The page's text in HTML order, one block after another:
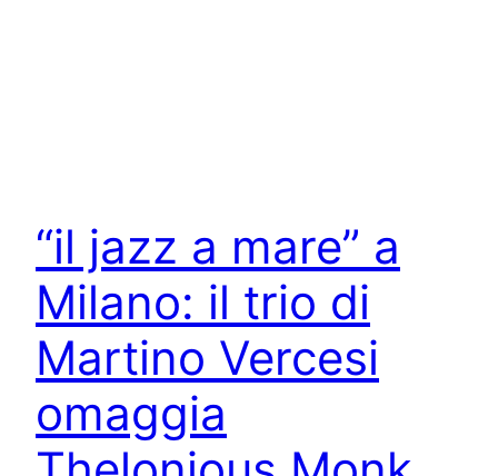
“il jazz a mare” a
Milano: il trio di
Martino Vercesi
omaggia